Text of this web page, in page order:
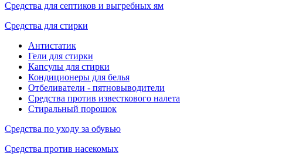
Средства для септиков и выгребных ям
Средства для стирки
Антистатик
Гели для стирки
Капсулы для стирки
Кондиционеры для белья
Отбеливатели - пятновыводители
Средства против известкового налета
Стиральный порошок
Средства по уходу за обувью
Средства против насекомых